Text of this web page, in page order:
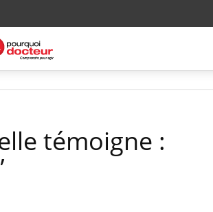
témoigne :